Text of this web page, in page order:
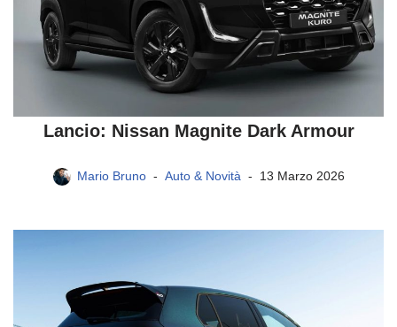
Lancio: Nissan Magnite Dark Armour
Mario Bruno Auto & Novità 13 Marzo 2026